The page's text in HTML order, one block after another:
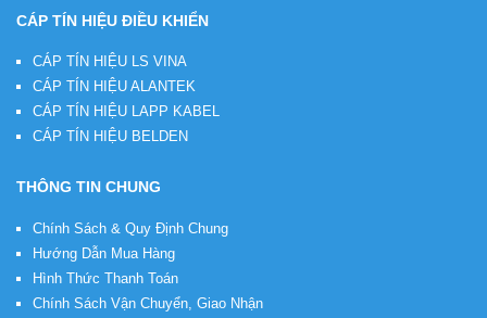
CÁP TÍN HIỆU ĐIỀU KHIỂN
CÁP TÍN HIỆU LS VINA
CÁP TÍN HIỆU ALANTEK
CÁP TÍN HIỆU LAPP KABEL
CÁP TÍN HIỆU BELDEN
THÔNG TIN CHUNG
Chính Sách & Quy Định Chung
Hướng Dẫn Mua Hàng
Hình Thức Thanh Toán
Chính Sách Vận Chuyển, Giao Nhận